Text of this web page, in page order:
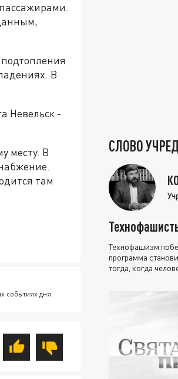
В
Невельск -
месту. В
там
событиях дня.
СЛОВО
Технофашизм
программа
тогда, когда